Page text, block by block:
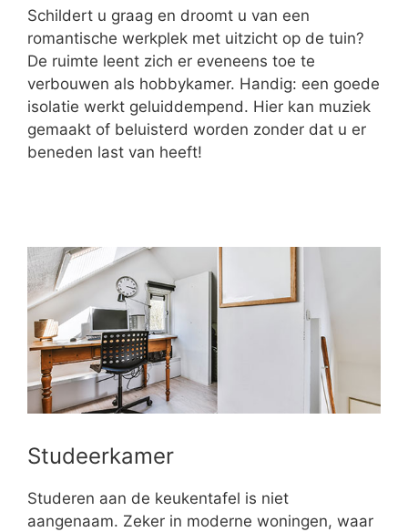
Schildert u graag en droomt u van een
romantische werkplek met uitzicht op de tuin?
De ruimte leent zich er eveneens toe te
verbouwen als hobbykamer. Handig: een goede
isolatie werkt geluiddempend. Hier kan muziek
gemaakt of beluisterd worden zonder dat u er
beneden last van heeft!
Studeerkamer
Studeren aan de keukentafel is niet
aangenaam. Zeker in moderne woningen, waar